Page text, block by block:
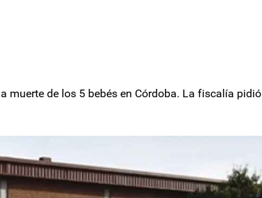
muerte de los 5 bebés en Córdoba. La fiscalía pidió